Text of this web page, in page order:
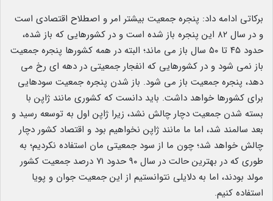
برکاتی ادامه داد: پنجره جمعیت بیشتر امر و اصطلاح اقتصادی است
و در سال ٨٢ این پنجره باز شده است و در کشورهایی که باز شده،
حدود ۴۵ تا ۵۰ سال باز می ‌ماند؛ البته در همه کشورها پنجره جمعیت
باز نمی ‌شود و در کشورهایی که انفجار جمعیتی در دهه‌ ای رخ می‌
دهد، پنجره جمعیت باز می ‌شود. باز شدن پنجره جمعیت سودهایی
برای کشورها خواهد داشت. باید دانست که کشوری مانند ژاپن با
بسته شدن جمعیت دچار چالش نشد، زیرا ژاپن اول به توسعه رسید و
بعد سالمند شد، اما ما مانند ژاپن نخواهیم بود و اقتصاد کشور دچار
چالش خواهد شد؛ چون ما از سود جمعیتی مان استفاده نکردیم؛ به
طوری که در بهترین حالت در سال ٩٠ حدود ٧١ درصد جمعیت کشور
مولد بودند، اما به دلایلی نتوانستیم از این جمعیت جوان و پویا
استفاده کنیم.